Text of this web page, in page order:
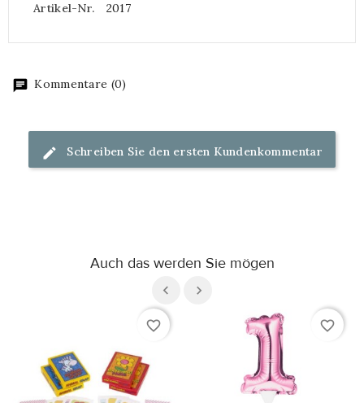
Artikel-Nr. 2017
Kommentare (0)
Schreiben Sie den ersten Kundenkommentar
Auch das werden Sie mögen
favorite_border favorite_border